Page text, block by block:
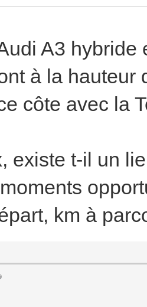
A3 hybride
à la hauteur
côte avec la
existe t-il un
km à